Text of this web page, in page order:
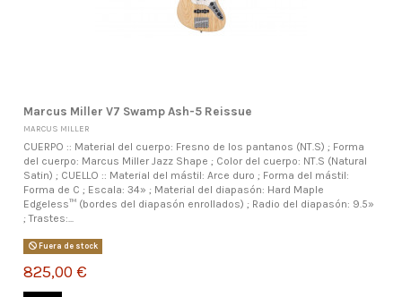
Marcus Miller V7 Swamp Ash-5 Reissue
MARCUS MILLER
CUERPO :: Material del cuerpo: Fresno de los pantanos (NT.S) ; Forma
del cuerpo: Marcus Miller Jazz Shape ; Color del cuerpo: NT.S (Natural
Satin) ; CUELLO :: Material del mástil: Arce duro ; Forma del mástil:
Forma de C ; Escala: 34» ; Material del diapasón: Hard Maple
Edgeless™ (bordes del diapasón enrollados) ; Radio del diapasón: 9.5»
; Trastes:...
Fuera de stock
825,00 €